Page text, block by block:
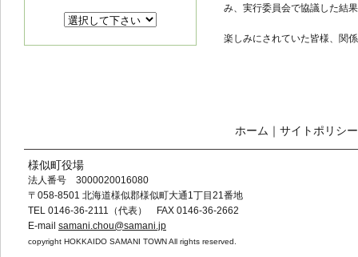
み、実行委員会で協議した結
楽しみにされていた皆様、関
ホーム ｜ サイトポリシー
様似町役場
法人番号 3000020016080
〒058-8501 北海道様似郡様似町大通1丁目21番地
TEL 0146-36-2111（代表） FAX 0146-36-2662
E-mail samani.chou@samani.jp
copyright HOKKAIDO SAMANI TOWN All rights reserved.